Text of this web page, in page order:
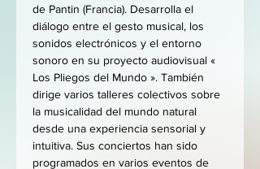
de Pantin (Francia). Desarrolla el
diálogo entre el gesto musical, los
sonidos electrónicos y el entorno
sonoro en su proyecto audiovisual «
Los Pliegos del Mundo ». También
dirige varios talleres colectivos sobre
la musicalidad del mundo natural
desde una experiencia sensorial y
intuitiva. Sus conciertos han sido
programados en varios eventos de